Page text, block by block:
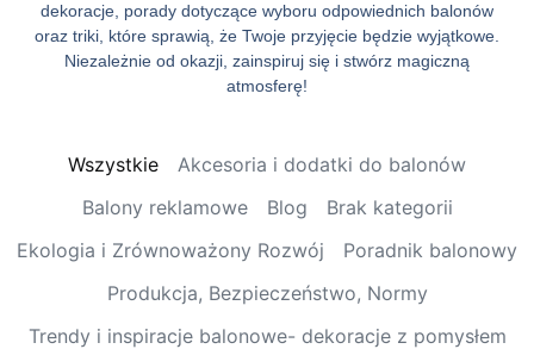
dekoracje, porady dotyczące wyboru odpowiednich balonów
oraz triki, które sprawią, że Twoje przyjęcie będzie wyjątkowe.
Niezależnie od okazji, zainspiruj się i stwórz magiczną
atmosferę!
Akcesoria i dodatki do balonów
Balony reklamowe
Blog
Brak kategorii
Ekologia i Zrównoważony Rozwój
Poradnik balonowy
Produkcja, Bezpieczeństwo, Normy
Trendy i inspiracje balonowe- dekoracje z pomysłem
Wszystkie